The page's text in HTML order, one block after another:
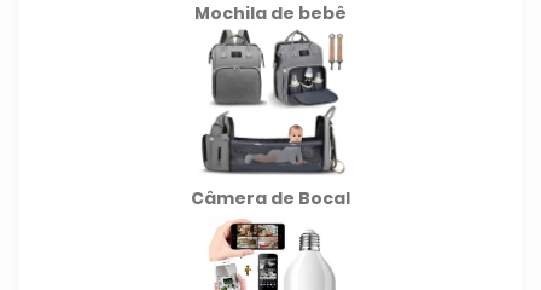
Mochila de bebê
Câmera de Bocal